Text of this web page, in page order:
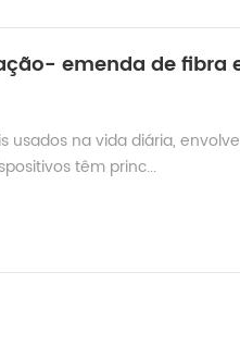
emenda de fibra
usados ​​na vida diária,
têm princ...